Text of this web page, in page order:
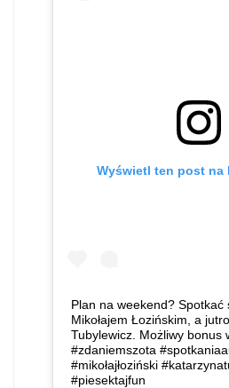
Wyświetl ten post na
Plan na weekend? Spotkać
Mikołajem Łozińskim, a
Tubylewicz. Możliwy bonus
#zdaniemszota
#mikołajłoziński
#piesektajfun